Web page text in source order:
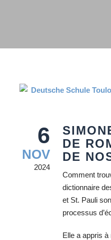
6
NOV
2024
DE
DE
Comment
dictionnaire
et St. Pauli
processus
Elle a appris à